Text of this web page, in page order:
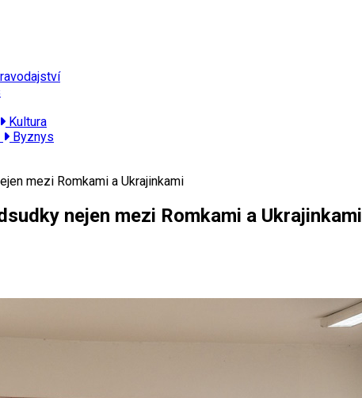
Kultura
Byznys
mezi Romkami a Ukrajinkami
nejen mezi Romkami a Ukrajinkami